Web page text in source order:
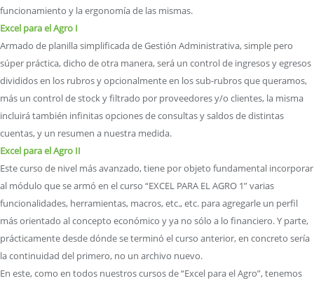
funcionamiento y la ergonomía de las mismas.
Excel para el Agro I
Armado de planilla simplificada de Gestión Administrativa, simple pero
súper práctica, dicho de otra manera, será un control de ingresos y egresos
divididos en los rubros y opcionalmente en los sub-rubros que queramos,
más un control de stock y filtrado por proveedores y/o clientes, la misma
incluirá también infinitas opciones de consultas y saldos de distintas
cuentas, y un resumen a nuestra medida.
Excel para el Agro II
Este curso de nivel más avanzado, tiene por objeto fundamental incorporar
al módulo que se armó en el curso “EXCEL PARA EL AGRO 1” varias
funcionalidades, herramientas, macros, etc., etc. para agregarle un perfil
más orientado al concepto económico y ya no sólo a lo financiero. Y parte,
prácticamente desde dónde se terminó el curso anterior, en concreto sería
la continuidad del primero, no un archivo nuevo.
En este, como en todos nuestros cursos de “Excel para el Agro”, tenemos